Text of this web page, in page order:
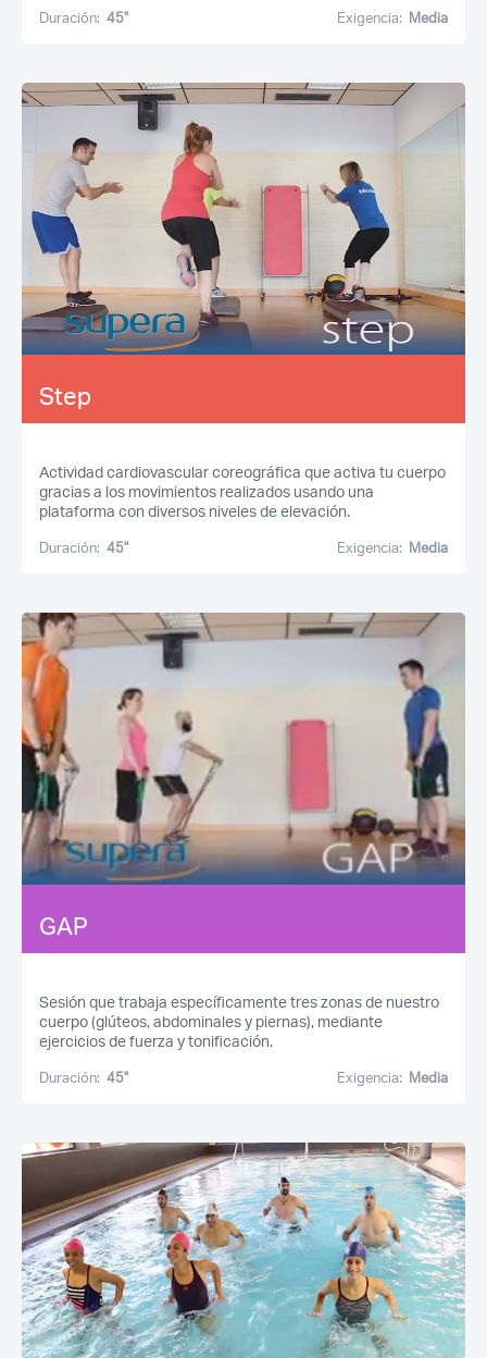
Duración: 45'' Exigencia: Media
Step
Actividad cardiovascular coreográfica que activa tu cuerpo
gracias a los movimientos realizados usando una
plataforma con diversos niveles de elevación.
Duración: 45'' Exigencia: Media
GAP
Sesión que trabaja específicamente tres zonas de nuestro
cuerpo (glúteos, abdominales y piernas), mediante
ejercicios de fuerza y tonificación.
Duración: 45'' Exigencia: Media